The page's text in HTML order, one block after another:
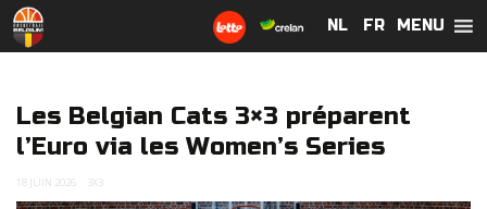
MENU
NL FR
Les Belgian Cats 3×3 préparent
l’Euro via les Women’s Series
18 JUIN 2026 3X3
NL FR